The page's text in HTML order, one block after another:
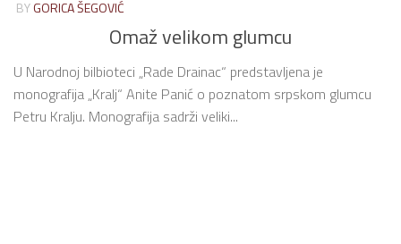
BYGORICA ŠEGOVIĆ
Omaž velikom glumcu
U Narodnoj bilbioteci „Rade Drainac“ predstavljena je
monografija „Kralj“ Anite Panić o poznatom srpskom glumcu
Petru Kralju. Monografija sadrži veliki...